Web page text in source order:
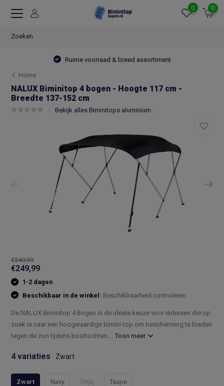
0 0
Ruime voorraad & breed assortiment
Home
NALUX Biminitop 4 bogen - Hoogte 117 cm -
Breedte 137-152 cm
Bekijk alles Biminitops aluminium
€349,99
€249,99
1-2 dagen
Beschikbaar in de winkel: Beschikbaarheid controleren
De NALUX Biminitop 4 Bogen is de ideale keuze voor iedereen die op
zoek is naar een hoogwaardige bimini-top om bescherming te bieden
tegen de zon tijdens boottochten....Toon meer
4 variaties Zwart
Zwart Navy Grijs Taupe